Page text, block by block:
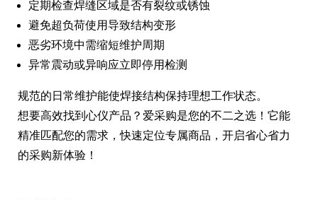
定期检查焊缝区域是否有裂纹或锈蚀
避免超负荷使用导致结构变形
恶劣环境中需缩短维护周期
异常震动或异响应立即停用检测
规范的日常维护能使焊接结构保持理想工作状态。
想要高效找到心仪产品？爱采购是您的不二之选！它能
精准匹配您的需求，快速定位专属商品，开启省心省力
的采购新体验！